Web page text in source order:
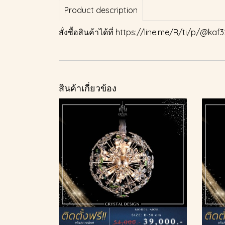
Product description
สั่งซื้อสินค้าได้ที่ https://line.me/R/ti/p/
สินค้าเกี่ยวข้อง